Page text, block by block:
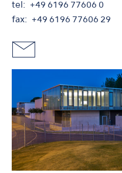
tel
+49 6196 77606 0
fax
+49 6196 77606 29